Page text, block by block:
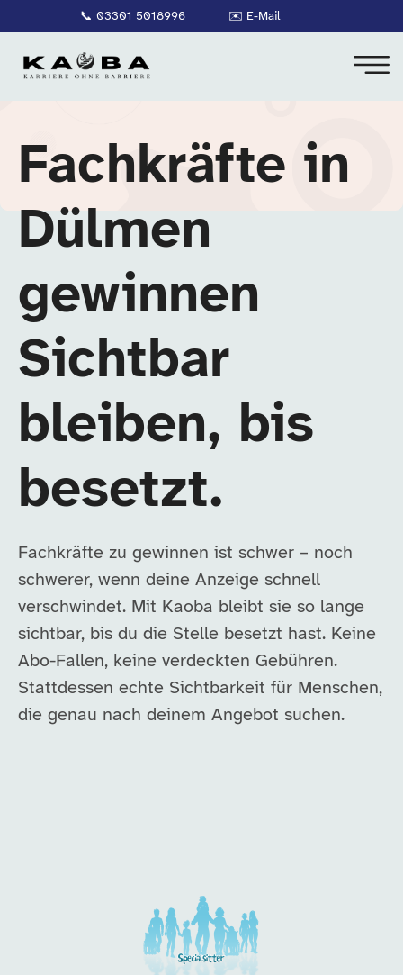
📞 03301 5018996 ✉️ E-Mail
Fachkräfte in
Dülmen
gewinnen
Sichtbar
bleiben, bis
besetzt.
Fachkräfte zu gewinnen ist schwer – noch
schwerer, wenn deine Anzeige schnell
verschwindet. Mit Kaoba bleibt sie so lange
sichtbar, bis du die Stelle besetzt hast. Keine
Abo-Fallen, keine verdeckten Gebühren.
Stattdessen echte Sichtbarkeit für Menschen,
die genau nach deinem Angebot suchen.
Unsere Arbeitgeber in